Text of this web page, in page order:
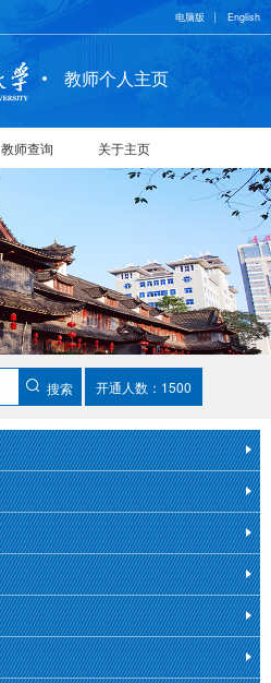
电脑版 English
教师个人主页
教师查询 关于主页
搜索 开通人数：1500